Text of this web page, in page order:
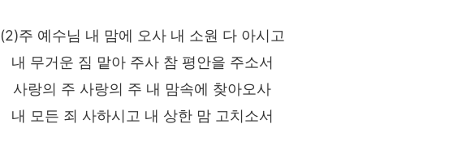
(2)주 예수님 내 맘에 오사 내 소원 다 아시고
내 무거운 짐 맡아 주사 참 평안을 주소서
사랑의 주 사랑의 주 내 맘속에 찾아오사
내 모든 죄 사하시고 내 상한 맘 고치소서